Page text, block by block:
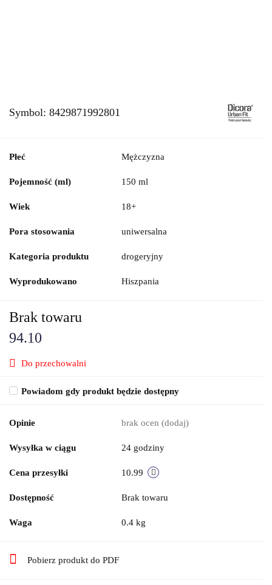
Symbol: 8429871992801
Płeć Mężczyzna
Pojemność (ml) 150 ml
Wiek 18+
Pora stosowania uniwersalna
Kategoria produktu drogeryjny
Wyprodukowano Hiszpania
Brak towaru
94.10
Do przechowalni
Powiadom gdy produkt będzie dostępny
Opinie brak ocen (dodaj)
Wysyłka w ciągu 24 godziny
Cena przesyłki 10.99
Dostępność Brak towaru
Waga 0.4 kg
Pobierz produkt do PDF